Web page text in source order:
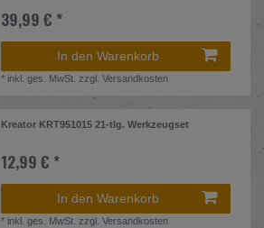
39,99 € *
In den Warenkorb
* inkl. ges. MwSt. zzgl.Versandkosten
Kreator KRT951015 21-tlg. Werkzeugset
12,99 € *
In den Warenkorb
* inkl. ges. MwSt. zzgl.Versandkosten